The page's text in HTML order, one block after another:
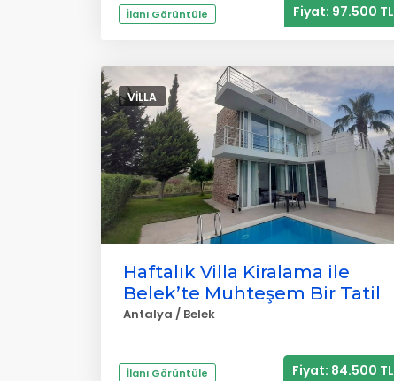
İlanı Görüntüle Fiyat: 97.500 TL
VILLA
Haftalık Villa Kiralama ile
Belek’te Muhteşem Bir Tatil
Antalya / Belek
İlanı Görüntüle Fiyat: 84.500 TL